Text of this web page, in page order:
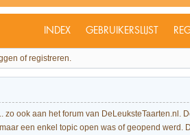
INDEX GEBRUIKERSLIJST
of registreren.
zo ook aan het forum van
een enkel topic open was of geopend